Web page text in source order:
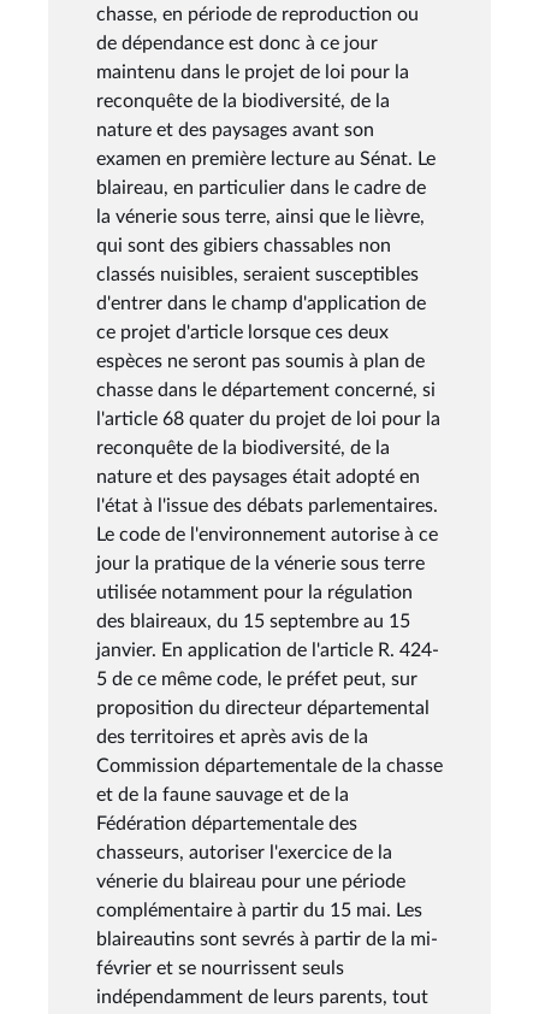
chasse, en période de reproduction ou
de dépendance est donc à ce jour
maintenu dans le projet de loi pour la
reconquête de la biodiversité, de la
nature et des paysages avant son
examen en première lecture au Sénat. Le
blaireau, en particulier dans le cadre de
la vénerie sous terre, ainsi que le lièvre,
qui sont des gibiers chassables non
classés nuisibles, seraient susceptibles
d'entrer dans le champ d'application de
ce projet d'article lorsque ces deux
espèces ne seront pas soumis à plan de
chasse dans le département concerné, si
l'article 68 quater du projet de loi pour la
reconquête de la biodiversité, de la
nature et des paysages était adopté en
l'état à l'issue des débats parlementaires.
Le code de l'environnement autorise à ce
jour la pratique de la vénerie sous terre
utilisée notamment pour la régulation
des blaireaux, du 15 septembre au 15
janvier. En application de l'article R. 424-
5 de ce même code, le préfet peut, sur
proposition du directeur départemental
des territoires et après avis de la
Commission départementale de la chasse
et de la faune sauvage et de la
Fédération départementale des
chasseurs, autoriser l'exercice de la
vénerie du blaireau pour une période
complémentaire à partir du 15 mai. Les
blaireautins sont sevrés à partir de la mi-
février et se nourrissent seuls
indépendamment de leurs parents, tout